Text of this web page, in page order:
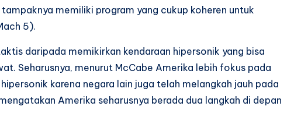
memiliki program yang cukup koheren untuk
5).
daripada memikirkan kendaraan hipersonik yang bisa
Seharusnya, menurut McCabe Amerika lebih fokus pada
karena negara lain juga telah melangkah jauh pada
Amerika seharusnya berada dua langkah di depan